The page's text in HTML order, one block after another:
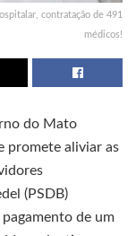
contratação de 491
médicos!
do Mato
promete aliviar as
(PSDB)
de um